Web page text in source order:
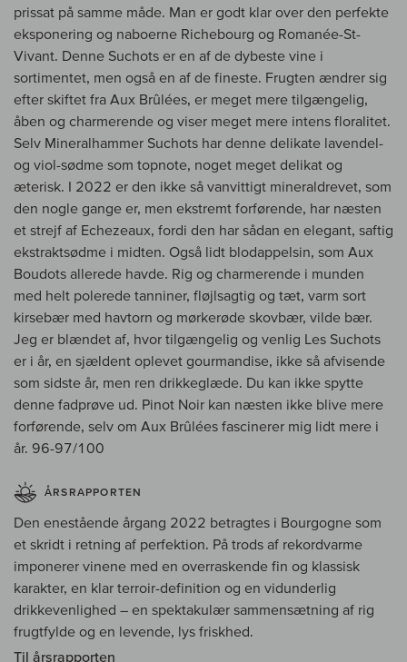
prissat på samme måde. Man er godt klar over den perfekte
eksponering og naboerne Richebourg og Romanée-St-
Vivant. Denne Suchots er en af de dybeste vine i
sortimentet, men også en af de fineste. Frugten ændrer sig
efter skiftet fra Aux Brûlées, er meget mere tilgængelig,
åben og charmerende og viser meget mere intens floralitet.
Selv Mineralhammer Suchots har denne delikate lavendel-
og viol-sødme som topnote, noget meget delikat og
æterisk. I 2022 er den ikke så vanvittigt mineraldrevet, som
den nogle gange er, men ekstremt forførende, har næsten
et strejf af Echezeaux, fordi den har sådan en elegant, saftig
ekstraktsødme i midten. Også lidt blodappelsin, som Aux
Boudots allerede havde. Rig og charmerende i munden
med helt polerede tanniner, fløjlsagtig og tæt, varm sort
kirsebær med havtorn og mørkerøde skovbær, vilde bær.
Jeg er blændet af, hvor tilgængelig og venlig Les Suchots
er i år, en sjældent oplevet gourmandise, ikke så afvisende
som sidste år, men ren drikkeglæde. Du kan ikke spytte
denne fadprøve ud. Pinot Noir kan næsten ikke blive mere
forførende, selv om Aux Brûlées fascinerer mig lidt mere i
år. 96-97/100
ÅRSRAPPORTEN
Den enestående årgang 2022 betragtes i Bourgogne som
et skridt i retning af perfektion. På trods af rekordvarme
imponerer vinene med en overraskende fin og klassisk
karakter, en klar terroir-definition og en vidunderlig
drikkevenlighed – en spektakulær sammensætning af rig
frugtfylde og en levende, lys friskhed.
Til årsrapporten